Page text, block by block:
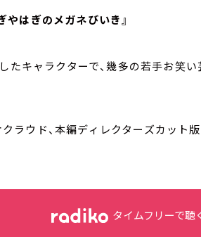
やはぎのメガネびいき』
たキャラクターで、幾多の若手お笑
ラウド、本編ディレクターズカット
タイムフリーで聴